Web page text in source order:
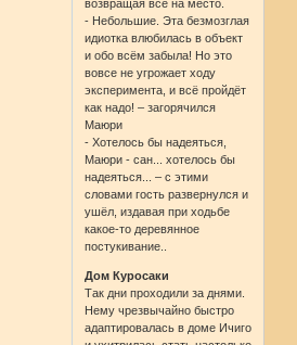
возвращая всё на место.
- Небольшие. Эта безмозглая
идиотка влюбилась в объект
и обо всём забыла! Но это
вовсе не угрожает ходу
эксперимента, и всё пройдёт
как надо! – загорячился
Маюри
- Хотелось бы надеяться,
Маюри - сан... хотелось бы
надеяться... – с этими
словами гость развернулся и
ушёл, издавая при ходьбе
какое-то деревянное
постукивание..
Дом Куросаки
Так дни проходили за днями.
Нему чрезвычайно быстро
адаптировалась в доме Ичиго